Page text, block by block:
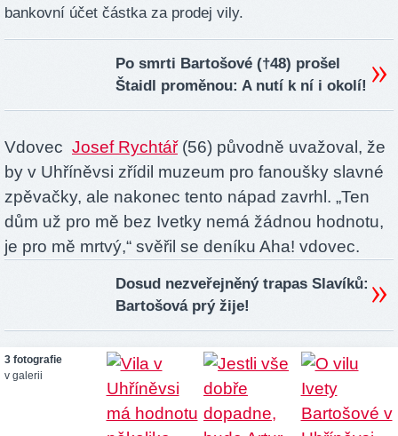
bankovní účet částka za prodej vily.
Po smrti Bartošové (†48) prošel
Štaidl proměnou: A nutí k ní i okolí!
Vdovec Josef Rychtář(56) původně uvažoval, že
by v Uhříněvsi zřídil muzeum pro fanoušky slavné
zpěvačky, ale nakonec tento nápad zavrhl. „Ten
dům už pro mě bez Ivetky nemá žádnou hodnotu,
je pro mě mrtvý,“ svěřil se deníku Aha! vdovec.
Dosud nezveřejněný trapas Slavíků:
Bartošová prý žije!
3 fotografie
v galerii